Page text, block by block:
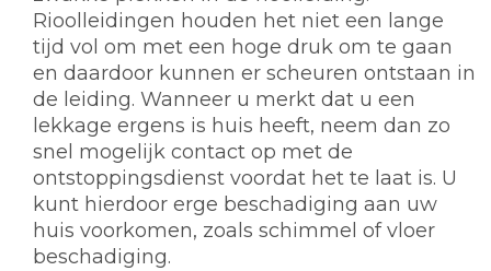
Rioolleidingen houden het niet een lange
tijd vol om met een hoge druk om te gaan
en daardoor kunnen er scheuren ontstaan in
de leiding. Wanneer u merkt dat u een
lekkage ergens is huis heeft, neem dan zo
snel mogelijk contact op met de
ontstoppingsdienst voordat het te laat is. U
kunt hierdoor erge beschadiging aan uw
huis voorkomen, zoals schimmel of vloer
beschadiging.